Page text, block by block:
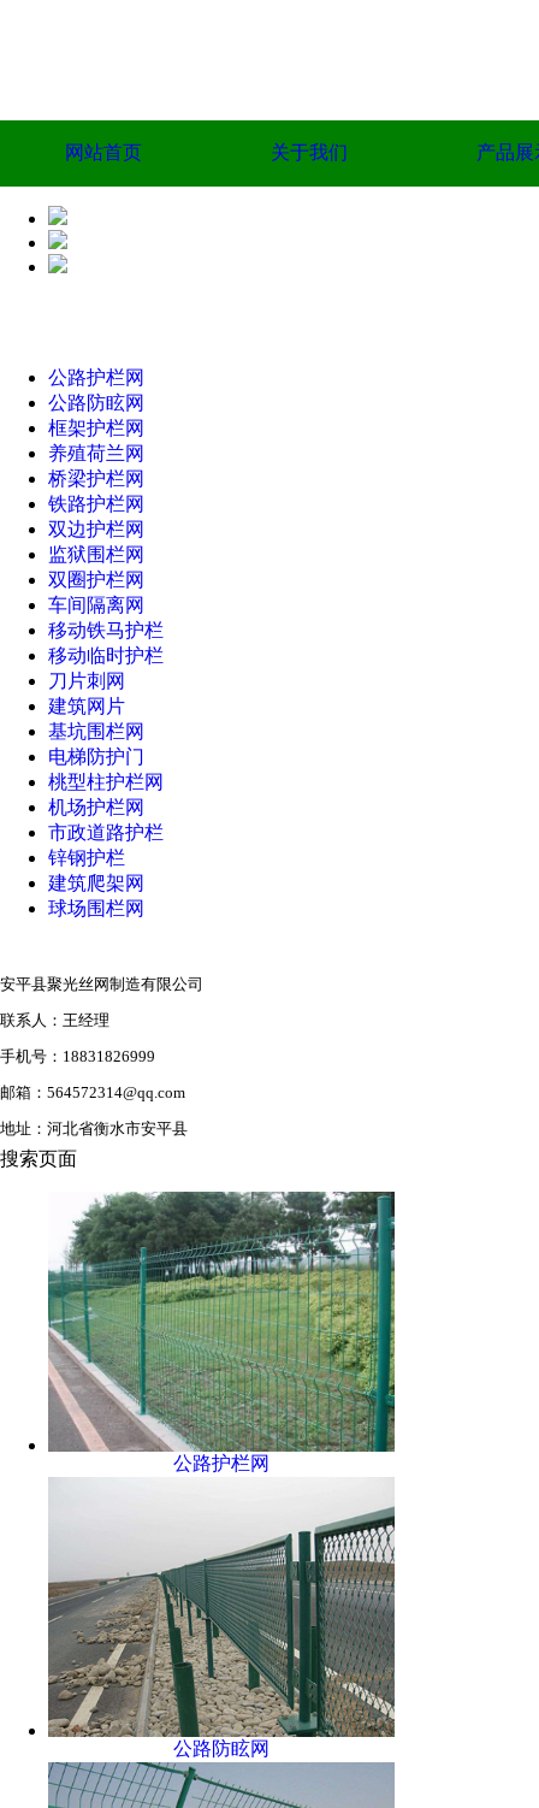
网站首页 关于我们 产品展
公路护栏网
公路防眩网
框架护栏网
养殖荷兰网
桥梁护栏网
铁路护栏网
双边护栏网
监狱围栏网
双圈护栏网
车间隔离网
移动铁马护栏
移动临时护栏
刀片刺网
建筑网片
基坑围栏网
电梯防护门
桃型柱护栏网
机场护栏网
市政道路护栏
锌钢护栏
建筑爬架网
球场围栏网
安平县聚光丝网制造有限公司
联系人：王经理
手机号：18831826999
邮箱：564572314@qq.com
地址：河北省衡水市安平县
搜索页面
公路护栏网
公路防眩网